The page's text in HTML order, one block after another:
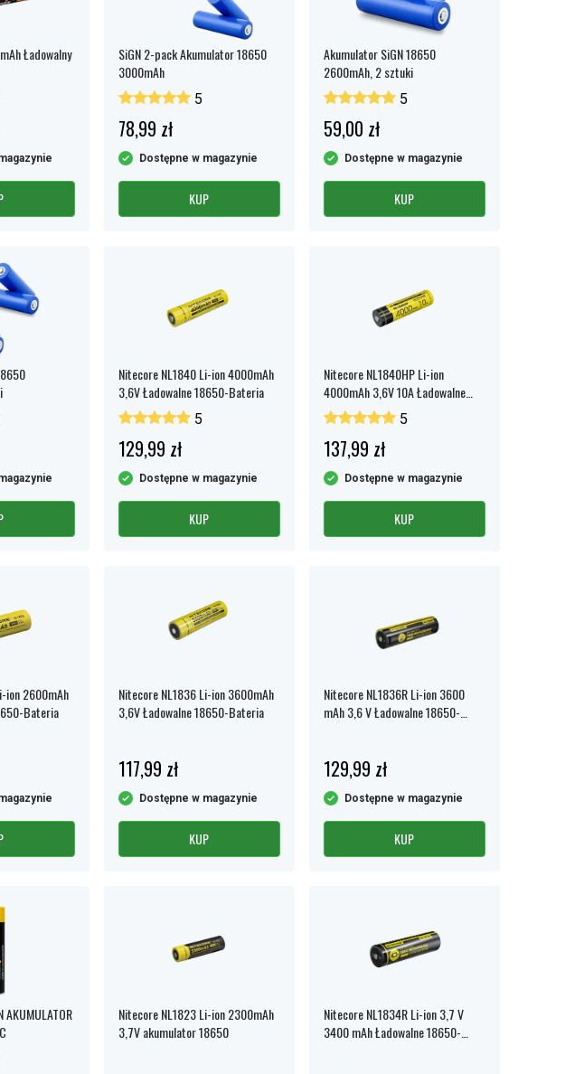
Ładowalny
SiGN 2-pack Akumulator 18650
3000mAh
5
78,99 zł
Dostępne w magazynie
KUP
Akumulator SiGN 18650
2600mAh, 2 sztuki
5
59,00 zł
Dostępne w magazynie
KUP
Nitecore NL1840 Li-ion 4000mAh
3,6V Ładowalne 18650-Bateria
5
129,99 zł
Dostępne w magazynie
KUP
Nitecore NL1840HP Li-ion
4000mAh 3,6V 10A Ładowalne
18650-Bateria5
137,99 zł
Dostępne w magazynie
KUP
ion 2600mAh
Bateria
Nitecore NL1836 Li-ion 3600mAh
3,6V Ładowalne 18650-Bateria
117,99 zł
Dostępne w magazynie
KUP
Nitecore NL1836R Li-ion 3600
mAh 3,6 V Ładowalne 18650-
129,99 zł
Dostępne w magazynie
KUP
Nitecore NL1823 Li-ion 2300mAh
3,7V akumulator 18650
Nitecore NL1834R Li-ion 3,7 V
3400 mAh Ładowalne 18650-